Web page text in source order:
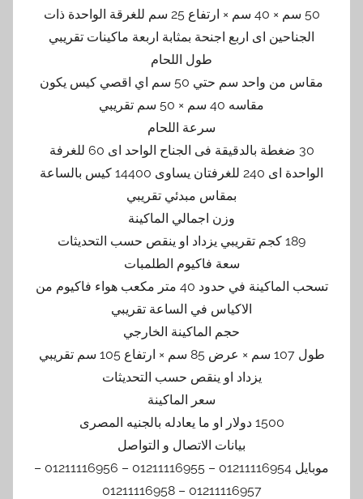
50 سم × 40 سم × ارتفاع 25 سم للغرقة الواحدة ذات
الجناحين اى اربع اجنحة بمثابة اربعة ماكينات تقريبي
طول اللحام
مقاس من واحد سم حتي 50 سم اي اقصي كيس يكون
مقاسه 40 سم × 50 سم تقريبي
سرعة اللحام
30 ضغطة بالدقيقة فى الجناح الواحد اى 60 للغرفة
الواحدة اى 240 للغرفتان يساوى 14400 كيس بالساعة
بمقاس مبدئي تقريبي
وزن اجمالي الماكينة
189 كجم تقريبي يزداد او ينقص حسب التحديثات
سعة فاكيوم الطلمبات
تسحب الماكينة في حدود 40 متر مكعب هواء فاكيوم من
الاكياس في الساعة تقريبي
حجم الماكينة الخارجي
طول 107 سم × عرض 85 سم × ارتفاع 105 سم تقريبي
يزداد او ينقص حسب التحديثات
سعر الماكينة
1500 دولار او ما يعادله بالجنيه المصرى
بيانات الاتصال و التواصل
موبايل 01211116954 – 01211116955 – 01211116956 –
01211116957 – 01211116958